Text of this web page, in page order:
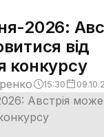
2026:
від
конкурсу
15:30